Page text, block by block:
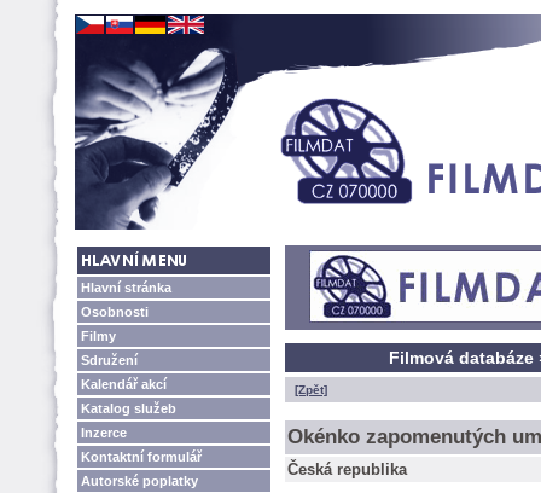
Hlavní stránka
Osobnosti
Filmy
Sdružení
Kalendář akcí
Katalog služeb
Inzerce
Kontaktní formulář
Autorské poplatky
Filmová databáze
[Zpět]
Okénko zapomenutých
Česká republika